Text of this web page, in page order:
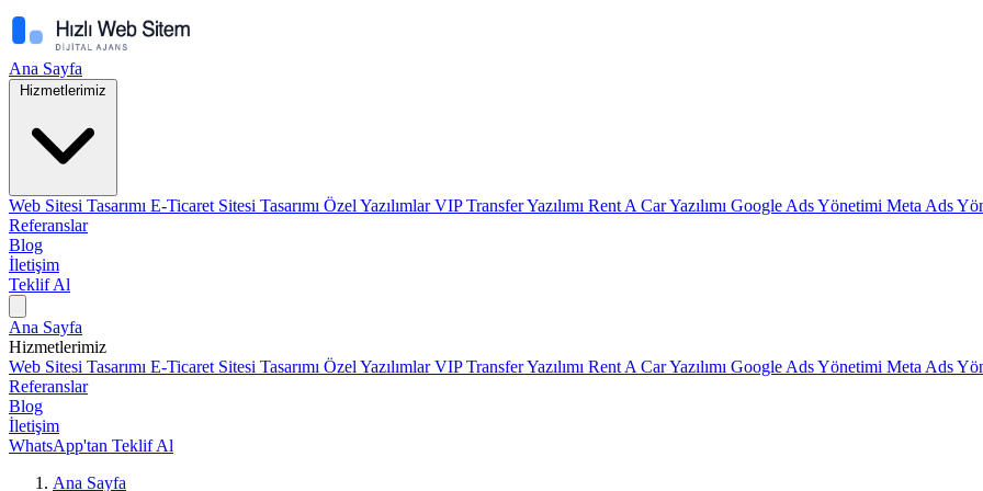
Ana Sayfa
Hizmetlerimiz
Web Sitesi Tasarımı E-Ticaret Sitesi Tasarımı Özel YazılımlarVIP Transfer Yazılımı Rent A Car Yazılımı Google Ads Yönetimi Meta Ads
Referanslar
Blog
İletişim
Teklif Al
Ana Sayfa
Hizmetlerimiz
Web Sitesi Tasarımı E-Ticaret Sitesi Tasarımı Özel YazılımlarVIP Transfer Yazılımı Rent A Car Yazılımı Google Ads Yönetimi Meta Ads
Referanslar
Blog
İletişim
WhatsApp'tan Teklif Al
Ana Sayfa